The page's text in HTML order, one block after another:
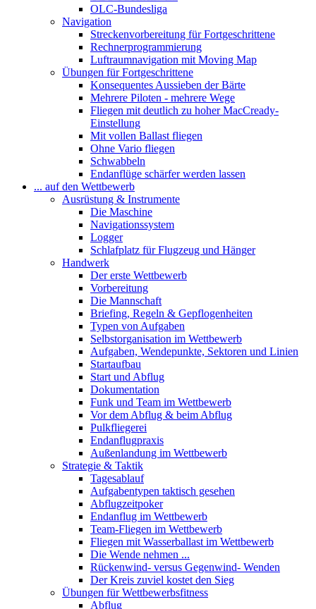
OLC-Bundesliga
Navigation
Streckenvorbereitung für Fortgeschrittene
Rechnerprogrammierung
Luftraumnavigation mit Moving Map
Übungen für Fortgeschrittene
Konsequentes Aussieben der Bärte
Mehrere Piloten - mehrere Wege
Fliegen mit deutlich zu hoher MacCready-
Einstellung
Mit vollen Ballast fliegen
Ohne Vario fliegen
Schwabbeln
Endanflüge schärfer werden lassen
... auf den Wettbewerb
Ausrüstung & Instrumente
Die Maschine
Navigationssystem
Logger
Schlafplatz für Flugzeug und Hänger
Handwerk
Der erste Wettbewerb
Vorbereitung
Die Mannschaft
Briefing, Regeln & Gepflogenheiten
Typen von Aufgaben
Selbstorganisation im Wettbewerb
Aufgaben, Wendepunkte, Sektoren und Linien
Startaufbau
Start und Abflug
Dokumentation
Funk und Team im Wettbewerb
Vor dem Abflug & beim Abflug
Pulkfliegerei
Endanflugpraxis
Außenlandung im Wettbewerb
Strategie & Taktik
Tagesablauf
Aufgabentypen taktisch gesehen
Abflugzeitpoker
Endanflug im Wettbewerb
Team-Fliegen im Wettbewerb
Fliegen mit Wasserballast im Wettbewerb
Die Wende nehmen ...
Rückenwind- versus Gegenwind- Wenden
Der Kreis zuviel kostet den Sieg
Übungen für Wettbewerbsfitness
Abflug